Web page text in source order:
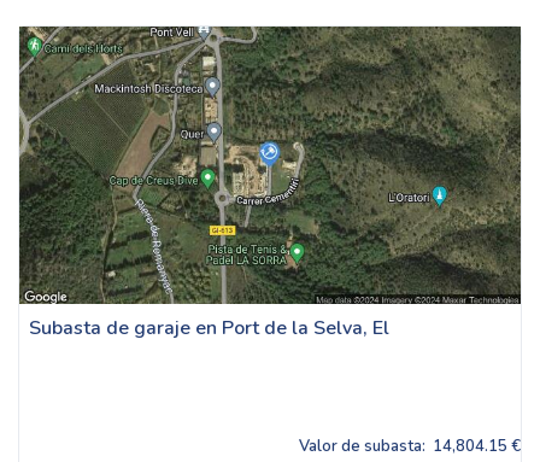
Subasta de garaje en Port de la Selva, El
Valor de subasta: 14,804.15 €